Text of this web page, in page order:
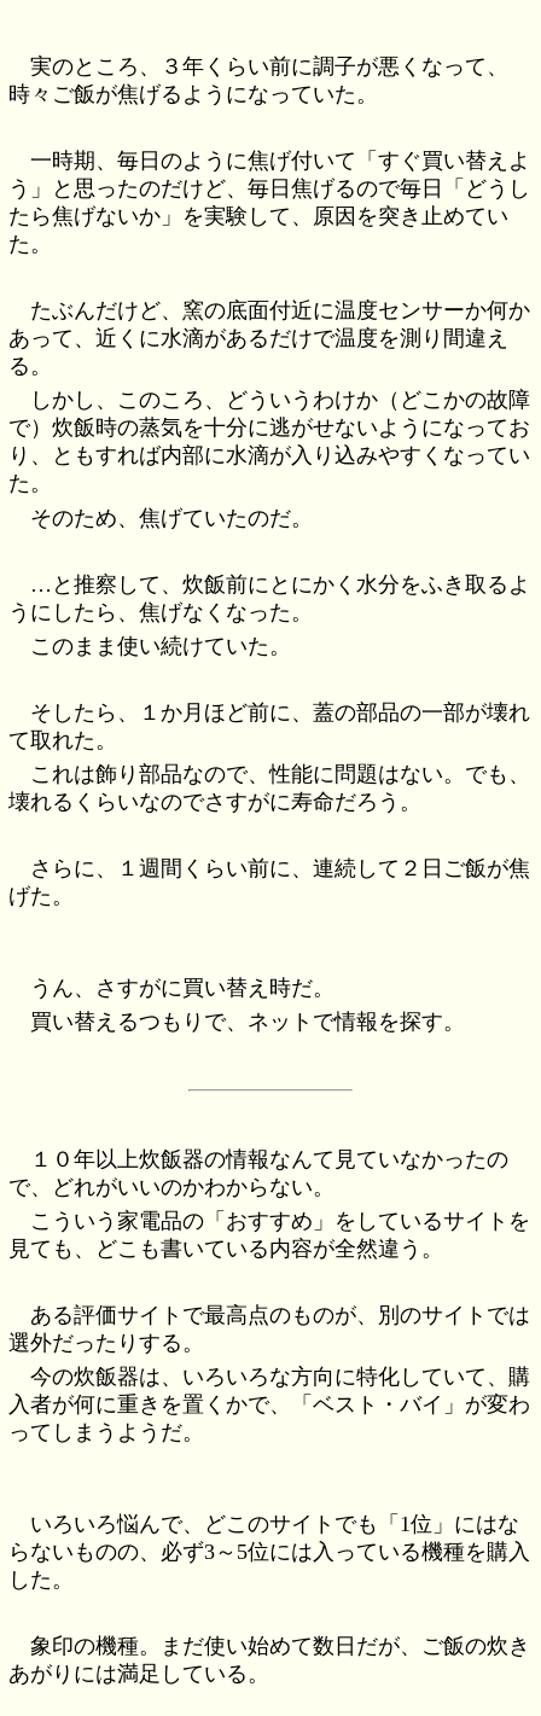
実のところ、３年くらい前に調子が悪くなって、
時々ご飯が焦げるようになっていた。
一時期、毎日のように焦げ付いて「すぐ買い替えよ
う」と思ったのだけど、毎日焦げるので毎日「どうし
たら焦げないか」を実験して、原因を突き止めてい
た。
たぶんだけど、窯の底面付近に温度センサーか何か
あって、近くに水滴があるだけで温度を測り間違え
る。
しかし、このころ、どういうわけか（どこかの故障
で）炊飯時の蒸気を十分に逃がせないようになってお
り、ともすれば内部に水滴が入り込みやすくなってい
た。
そのため、焦げていたのだ。
…と推察して、炊飯前にとにかく水分をふき取るよ
うにしたら、焦げなくなった。
このまま使い続けていた。
そしたら、１か月ほど前に、蓋の部品の一部が壊れ
て取れた。
これは飾り部品なので、性能に問題はない。でも、
壊れるくらいなのでさすがに寿命だろう。
さらに、１週間くらい前に、連続して２日ご飯が焦
げた。
うん、さすがに買い替え時だ。
買い替えるつもりで、ネットで情報を探す。
１０年以上炊飯器の情報なんて見ていなかったの
で、どれがいいのかわからない。
こういう家電品の「おすすめ」をしているサイトを
見ても、どこも書いている内容が全然違う。
ある評価サイトで最高点のものが、別のサイトでは
選外だったりする。
今の炊飯器は、いろいろな方向に特化していて、購
入者が何に重きを置くかで、「ベスト・バイ」が変わ
ってしまうようだ。
いろいろ悩んで、どこのサイトでも「1位」にはな
らないものの、必ず3～5位には入っている機種を購入
した。
象印の機種。まだ使い始めて数日だが、ご飯の炊き
あがりには満足している。